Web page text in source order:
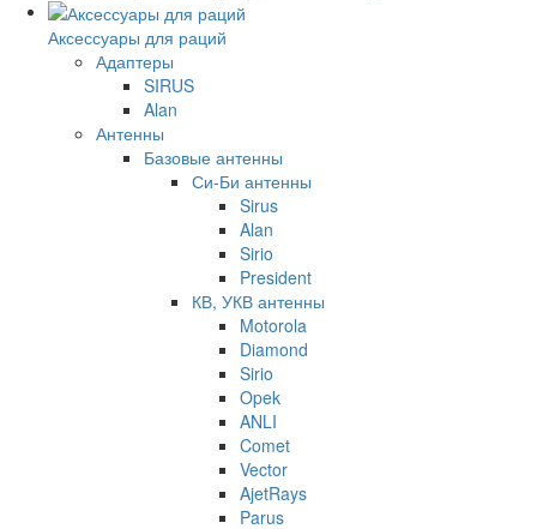
Аксессуары для раций
Адаптеры
SIRUS
Alan
Антенны
Базовые антенны
Си-Би антенны
Sirus
Alan
Sirio
President
КВ, УКВ антенны
Motorola
Diamond
Sirio
Opek
ANLI
Comet
Vector
AjetRays
Parus